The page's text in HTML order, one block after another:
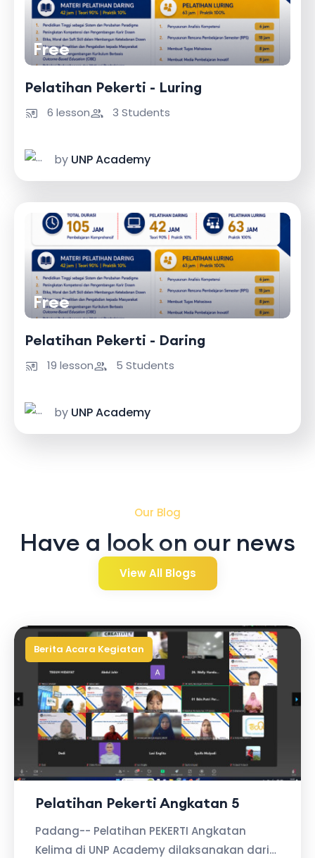
Free
Pelatihan Pekerti - Luring
6 lesson 3 Students
by UNP Academy
Free
Pelatihan Pekerti - Daring
19 lesson 5 Students
by UNP Academy
Our Blog
Have a look on our news
View All Blogs
Berita Acara Kegiatan
Pelatihan Pekerti Angkatan 5
Padang-- Pelatihan PEKERTI Angkatan
Kelima di UNP Academy dilaksanakan dari